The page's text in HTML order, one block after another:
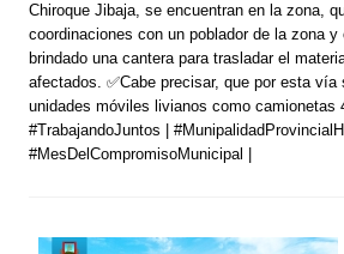
Chiroque Jibaja, se encuentran en la zona,
coordinaciones con un poblador de la zona
brindado una cantera para trasladar el
afectados. ✅Cabe precisar, que por esta vía
unidades móviles livianos como camionetas
#TrabajandoJuntos |
#MesDelCompromisoMunicipal |